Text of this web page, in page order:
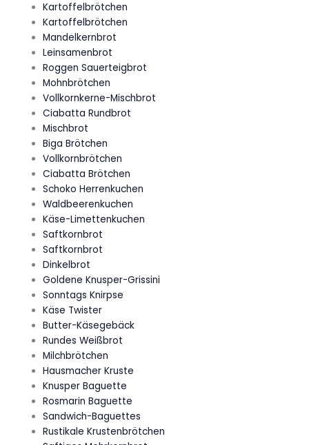
Kartoffelbrötchen
Kartoffelbrötchen
Mandelkernbrot
Leinsamenbrot
Roggen Sauerteigbrot
Mohnbrötchen
Vollkornkerne-Mischbrot
Ciabatta Rundbrot
Mischbrot
Biga Brötchen
Vollkornbrötchen
Ciabatta Brötchen
Schoko Herrenkuchen
Waldbeerenkuchen
Käse-Limettenkuchen
Saftkornbrot
Saftkornbrot
Dinkelbrot
Goldene Knusper-Grissini
Sonntags Knirpse
Käse Twister
Butter-Käsegebäck
Rundes Weißbrot
Milchbrötchen
Hausmacher Kruste
Knusper Baguette
Rosmarin Baguette
Sandwich-Baguettes
Rustikale Krustenbrötchen